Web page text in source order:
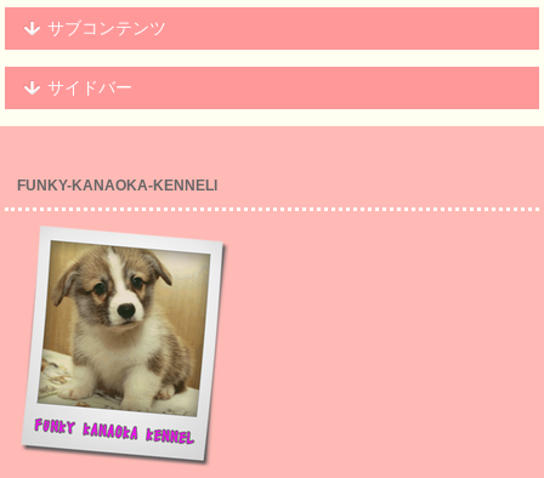
サブコンテンツ
サイドバー
FUNKY-KANAOKA-KENNELl